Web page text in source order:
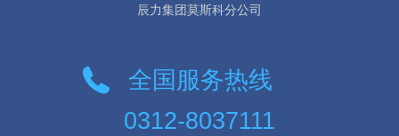
辰力集团莫斯科分公司
全国服务热线
0312-8037111